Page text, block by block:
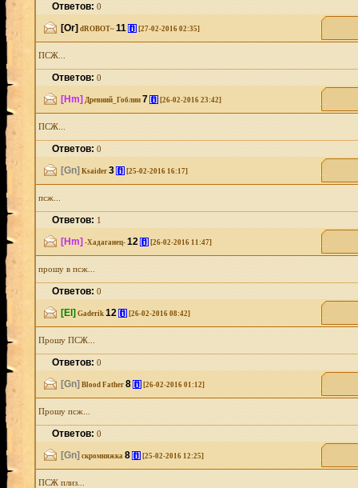
Ответов:0
[Or] dROBOT~ 11 [i] [27-02-2016 02:35]
ПСЖ...
Ответов:0
[Hm] Древний_Гоблин 7 [i] [26-02-2016 23:42]
ПСЖ...
Ответов:0
[Gn] Ksaider 3 [i] [25-02-2016 16:17]
псж...
Ответов:1
[Hm] -Хадаганец- 12 [i] [26-02-2016 11:47]
прошу в псж...
Ответов:0
[El] Gaderik 12 [i] [26-02-2016 08:42]
Прошу ПСЖ...
Ответов:0
[Gn] Blood Father 8 [i] [26-02-2016 01:12]
Прошу псж...
Ответов:0
[Gn] скромняжка 8 [i] [25-02-2016 12:25]
ПСЖ плиз...